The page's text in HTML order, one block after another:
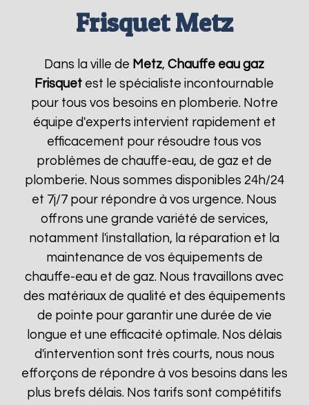
Frisquet Metz
Dans la ville de Metz,Chauffe eau gaz
Frisquet est le spécialiste incontournable
pour tous vos besoins en plomberie. Notre
équipe d'experts intervient rapidement et
efficacement pour résoudre tous vos
problèmes de chauffe-eau, de gaz et de
plomberie. Nous sommes disponibles 24h/24
et 7j/7 pour répondre à vos urgence. Nous
offrons une grande variété de services,
notamment l'installation, la réparation et la
maintenance de vos équipements de
chauffe-eau et de gaz. Nous travaillons avec
des matériaux de qualité et des équipements
de pointe pour garantir une durée de vie
longue et une efficacité optimale. Nos délais
d'intervention sont très courts, nous nous
efforçons de répondre à vos besoins dans les
plus brefs délais. Nos tarifs sont compétitifs